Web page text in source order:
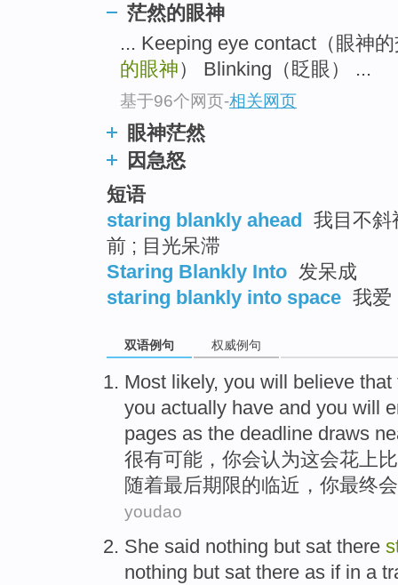
茫然的眼神
... Keeping eye contact（眼神
的眼神） Blinking（眨眼） ...
基于96个网页-相关网页
眼神茫然
因急怒
短语
staring blankly ahead
我目不斜
前 ; 目光呆滞
Staring Blankly Into 发呆成
staring blankly into space 我爱
双语例句 权威例句
Most likely, you will believe that
you actually have and you will
pages as the deadline draws
很有可能， 你会认为这会花上比
随着最后期限的临近，你最终会
youdao
She said nothing but sat there
nothing but sat there as if in a